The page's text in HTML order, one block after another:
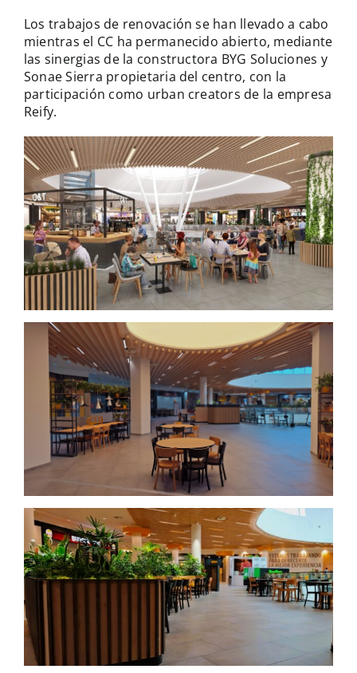
Los trabajos de renovación se han llevado a cabo
mientras el CC ha permanecido abierto, mediante
las sinergias de la constructora BYG Soluciones y
Sonae Sierra propietaria del centro, con la
participación como urban creators de la empresa
Reify.